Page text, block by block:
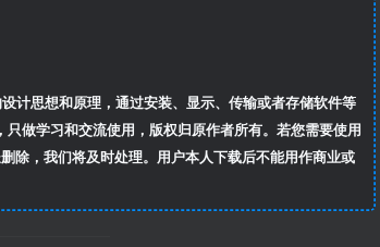
计思想和原理，通过安装、显示、传输或者存储软件等
做学习和交流使用，版权归原作者所有。若您需要使用
除，我们将及时处理。用户本人下载后不能用作商业或